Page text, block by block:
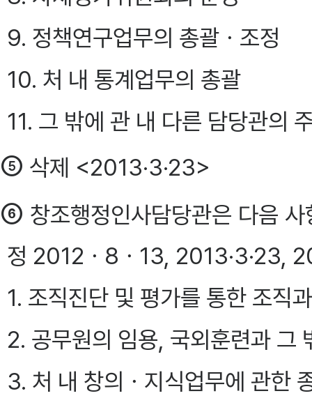
9. 정책연구업무의 총괄ㆍ조정
10. 처 내 통계업무의 총괄
11. 그 밖에 관 내 다른 담당관의
⑤ 삭제 <2013·3·23>
⑥ 창조행정인사담당관은 다음
정 2012ㆍ8ㆍ13, 2013·3·23,
1. 조직진단 및 평가를 통한 조직
2. 공무원의 임용, 국외훈련과 그
3. 처 내 창의ㆍ지식업무에 관한